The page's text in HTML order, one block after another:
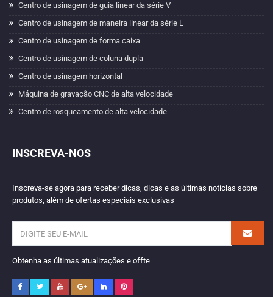
Centro de usinagem de guia linear da série V
Centro de usinagem de maneira linear da série L
Centro de usinagem de forma caixa
Centro de usinagem de coluna dupla
Centro de usinagem horizontal
Máquina de gravação CNC de alta velocidade
Centro de rosqueamento de alta velocidade
INSCREVA-NOS
Inscreva-se agora para receber dicas, dicas e as últimas notícias sobre
produtos, além de ofertas especiais exclusivas
Obtenha as últimas atualizações e offte